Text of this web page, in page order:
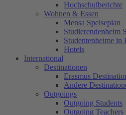
Hochschulberichte
Wohnen & Essen
Mensa Speiseplan
Studierendenheim
Studentenheime in
Hotels
International
Destinationen
Erasmus
Andere
Outgoings
Outgoing Students
Outgoing Teachers